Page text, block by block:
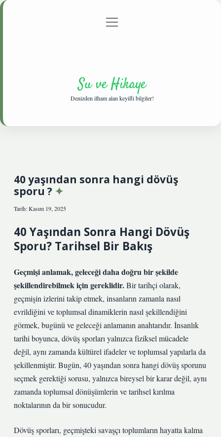
Gizlilik Politikası
menüyü
Su ve Hikaye
Denizden ilham alan keyifli bilgiler!
40 yaşından sonra hangi dövüş
sporu ?
Tarih: Kasım 19, 2025
40 Yaşından Sonra Hangi Dövüş
Sporu? Tarihsel Bir Bakış
Geçmişi anlamak, geleceği daha doğru bir şekilde
şekillendirebilmek için gereklidir.Bir tarihçi olarak,
geçmişin izlerini takip etmek, insanların zamanla nasıl
evrildiğini ve toplumsal dinamiklerin nasıl şekillendiğini
görmek, bugünü ve geleceği anlamanın anahtarıdır. İnsanlık
tarihi boyunca, dövüş sporları yalnızca fiziksel mücadele
değil, aynı zamanda kültürel ifadeler ve toplumsal yapılarla da
şekillenmiştir. Bugün, 40 yaşından sonra hangi dövüş sporunu
seçmek gerektiği sorusu, yalnızca bireysel bir karar değil, aynı
zamanda toplumsal dönüşümlerin ve tarihsel kırılma
noktalarının da bir sonucudur.
Dövüş sporları, geçmişteki savaşçı toplumların hayatta kalma